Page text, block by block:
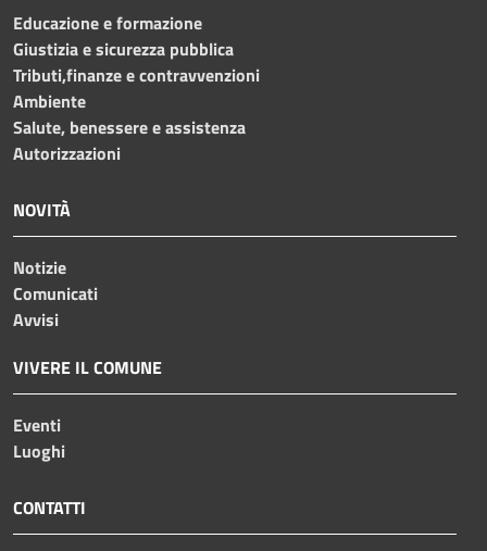
Educazione e formazione
Giustizia e sicurezza pubblica
Tributi,finanze e contravvenzioni
Ambiente
Salute, benessere e assistenza
Autorizzazioni
NOVITÀ
Notizie
Comunicati
Avvisi
VIVERE IL COMUNE
Eventi
Luoghi
CONTATTI